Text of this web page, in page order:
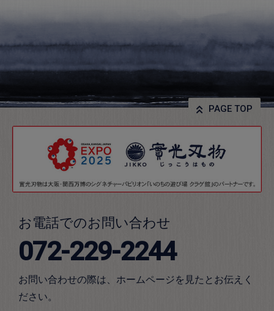
PAGE TOP
お電話でのお問い合わせ
072-229-2244
お問い合わせの際は、ホームページを見たとお伝えく
ださい。